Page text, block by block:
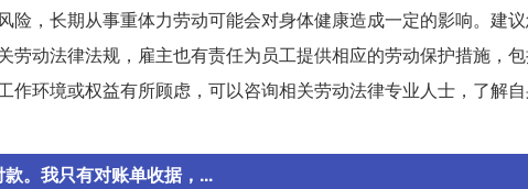
险，长期从事重体力劳动可能会对身体健康造成一定的影响。建
劳动法律法规，雇主也有责任为员工提供相应的劳动保护措施，
作环境或权益有所顾虑，可以咨询相关劳动法律专业人士，了解
。我只有对账单收据，...